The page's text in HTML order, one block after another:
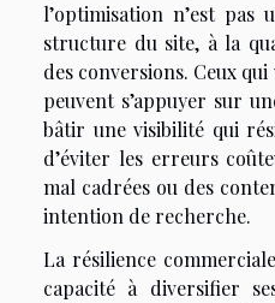
l’optimisation n’est
structure du site, à la
des conversions. Ceux
peuvent s’appuyer sur
bâtir une visibilité qui
d’éviter les erreurs
mal cadrées ou des
intention de recherche.
La résilience
capacité à diversifier